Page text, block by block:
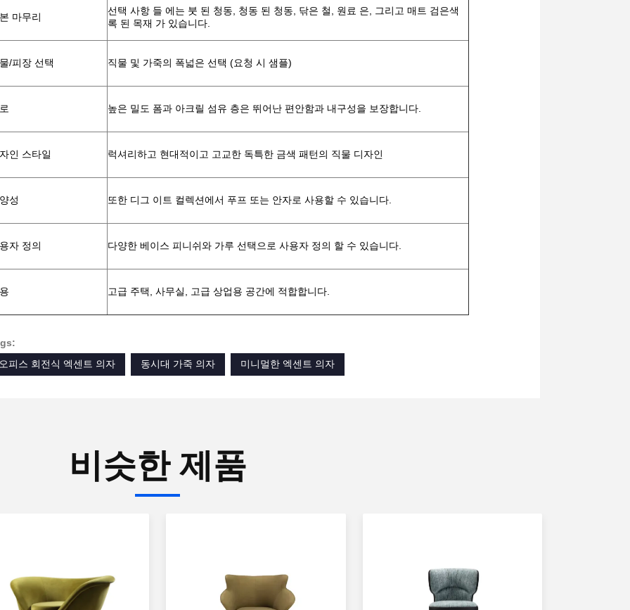
마무리
선택 사항 들 에는 붓 된 청동, 청동 된 청동, 닦은 철, 원료 은, 그리고 매트 검은색
록 된 목재 가 있습니다.
/피장 선택 직물 및 가죽의 폭넓은 선택 (요청 시 샘플)
높은 밀도 폼과 아크릴 섬유 층은 뛰어난 편안함과 내구성을 보장합니다.
인 스타일 럭셔리하고 현대적이고 고교한 독특한 금색 패턴의 직물 디자인
성 또한 디그 이트 컬렉션에서 푸프 또는 안자로 사용할 수 있습니다.
자 정의 다양한 베이스 피니쉬와 가루 선택으로 사용자 정의 할 수 있습니다.
고급 주택, 사무실, 고급 상업용 공간에 적합합니다.
오피스 회전식 엑센트 의자
동시대 가죽 의자 미니멀한 엑센트 의자
비슷한 제품